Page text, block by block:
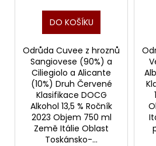
DO KOŠÍKU
Odrůda Cuvee z hroznů
Sangiovese (90%) a
Ciliegiolo a Alicante
(10%) Druh Červené
Klasifikace DOCG
Alkohol 13,5 % Ročník
2023 Objem 750 ml
Země Itálie Oblast
Toskánsko-...